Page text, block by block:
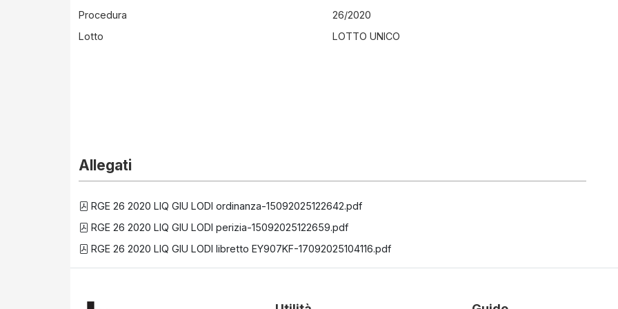
Procedura
26/2020
Lotto
LOTTO UNICO
Allegati
RGE 26 2020 LIQ GIU LODI ordinanza-15092025122642.pdf
RGE 26 2020 LIQ GIU LODI perizia-15092025122659.pdf
RGE 26 2020 LIQ GIU LODI libretto EY907KF-17092025104116.pdf